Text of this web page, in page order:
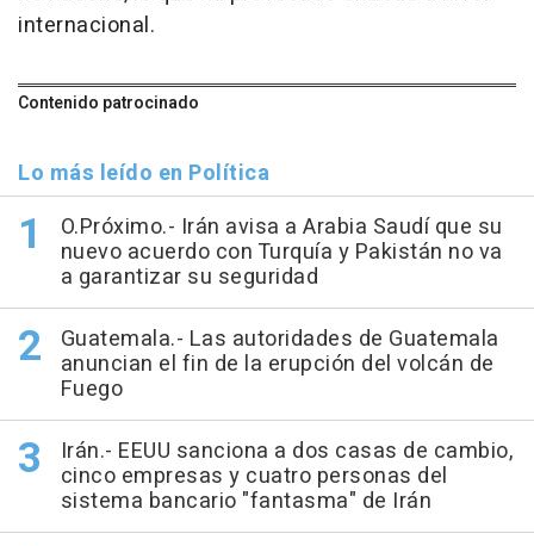
internacional.
Contenido patrocinado
Lo más leído en Política
O.Próximo.- Irán avisa a Arabia Saudí que su
nuevo acuerdo con Turquía y Pakistán no va
a garantizar su seguridad
Guatemala.- Las autoridades de Guatemala
anuncian el fin de la erupción del volcán de
Fuego
Irán.- EEUU sanciona a dos casas de cambio,
cinco empresas y cuatro personas del
sistema bancario "fantasma" de Irán